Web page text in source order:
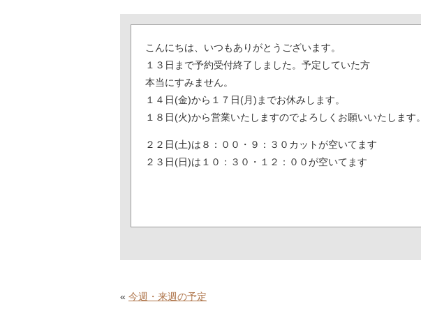
こんにちは、いつもありがとうございます。
１３日まで予約受付終了しました。予定していた方
本当にすみません。
１４日(金)から１７日(月)までお休みします。
１８日(火)から営業いたしますのでよろしくお願いいたします。
２２日(土)は８：００・９：３０カットが空いてます
２３日(日)は１０：３０・１２：００が空いてます
« 今週・来週の予定